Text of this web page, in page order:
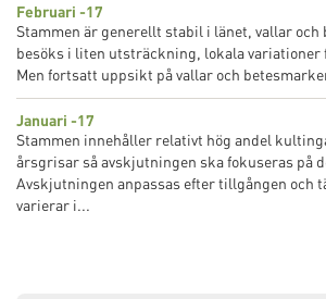
Februari -17
Stammen är generellt stabil i länet, vallar och
besöks i liten utsträckning, lokala variationer
Men fortsatt uppsikt på vallar och
Januari -17
Stammen innehåller relativt hög andel
årsgrisar så avskjutningen ska fokuseras på
Avskjutningen anpassas efter tillgången och
varierar i...